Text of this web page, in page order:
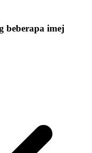
beberapa imej